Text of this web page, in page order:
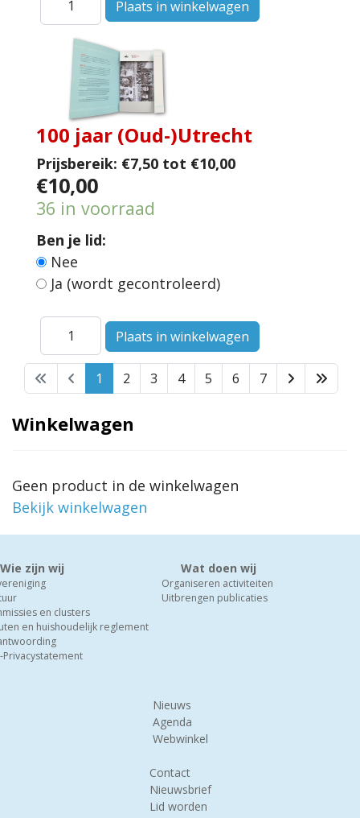
100 jaar (Oud-)Utrecht
Prijsbereik: €7,50 tot €10,00
€10,00
36 in voorraad
Ben je lid:
Nee
Ja (wordt gecontroleerd)
1 2 3 4 5 6 7
Winkelwagen
Geen product in de winkelwagen
Bekijk winkelwagen
Wie zijn wij
en clusters
en huishoudelijk reglement
Privacystatement
Wat doen wij
Organiseren activiteiten
Uitbrengen publicaties
Nieuws
Agenda
Webwinkel
Contact
Nieuwsbrief
Lid worden